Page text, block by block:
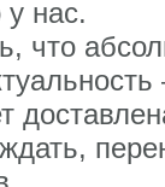
нас.